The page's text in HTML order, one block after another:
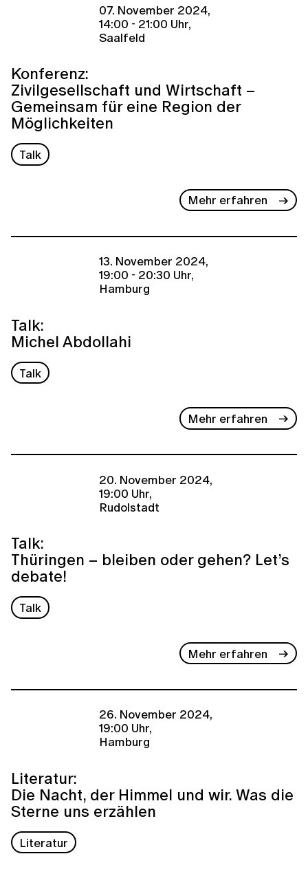
07. November 2024,
14:00 - 21:00 Uhr,
Saalfeld
Konferenz:
Zivilgesellschaft und Wirtschaft –
Gemeinsam für eine Region der
Möglichkeiten
Talk
Mehr erfahren
13. November 2024,
19:00 - 20:30 Uhr,
Hamburg
Talk:
Michel Abdollahi
Talk
Mehr erfahren
20. November 2024,
19:00 Uhr,
Rudolstadt
Talk:
Thüringen – bleiben oder gehen? Let’s
debate!
Talk
Mehr erfahren
26. November 2024,
19:00 Uhr,
Hamburg
Literatur:
Die Nacht, der Himmel und wir. Was die
Sterne uns erzählen
Literatur